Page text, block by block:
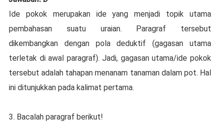
Ide pokok merupakan ide yang menjadi topik utama
pembahasan suatu uraian. Paragraf tersebut
dikembangkan dengan pola deduktif (gagasan utama
terletak di awal paragraf). Jadi, gagasan utama/ide pokok
tersebut adalah tahapan menanam tanaman dalam pot. Hal
ini ditunjukkan pada kalimat pertama.
3. Bacalah paragraf berikut!